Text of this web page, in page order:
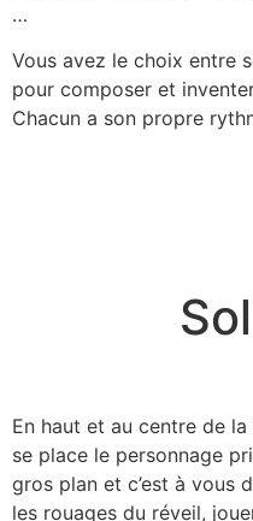
…
Vous avez le choix entre
pour composer et
Chacun a son propre
En haut et au centre de
se place le personnage
gros plan et c’est à vous
les rouages du réveil,